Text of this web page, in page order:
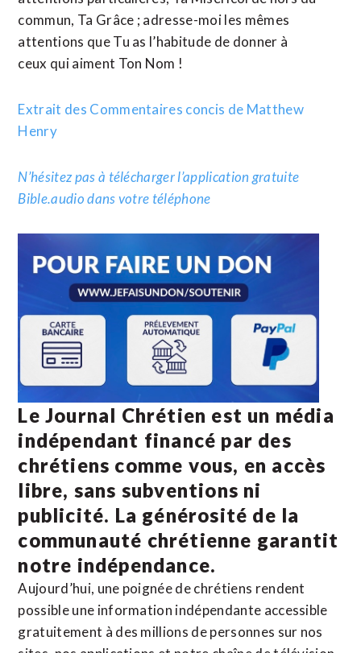
commun, Ta Grâce ; adresse-moi les mêmes
attentions que Tu as l’habitude de donner à
ceux qui aiment Ton Nom !
Extrait des Commentaires concis de Matthew
Henry
N’hésitez pas à télécharger l’application gratuite
Bible.audio dans votre téléphone
Le Journal Chrétien est un média
indépendant financé par des
chrétiens comme vous, en accès
libre, sans subventions ni
publicité. La générosité de la
communauté chrétienne garantit
notre indépendance.
Aujourd’hui, une poignée de chrétiens rendent
possible une information indépendante accessible
gratuitement à des millions de personnes sur nos